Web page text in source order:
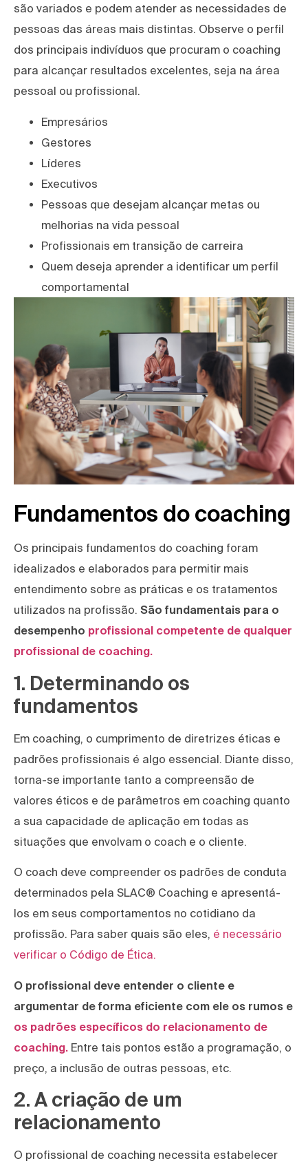
são variados e podem atender as necessidades de
pessoas das áreas mais distintas. Observe o perfil
dos principais indivíduos que procuram o coaching
para alcançar resultados excelentes, seja na área
pessoal ou profissional.
Empresários
Gestores
Líderes
Executivos
Pessoas que desejam alcançar metas ou
melhorias na vida pessoal
Profissionais em transição de carreira
Quem deseja aprender a identificar um perfil
comportamental
Fundamentos do coaching
Os principais fundamentos do coaching foram
idealizados e elaborados para permitir mais
entendimento sobre as práticas e os tratamentos
utilizados na profissão. São fundamentais para o
desempenho profissional competente de qualquer
profissional de coaching.
1. Determinando os
fundamentos
Em coaching, o cumprimento de diretrizes éticas e
padrões profissionais é algo essencial. Diante disso,
torna-se importante tanto a compreensão de
valores éticos e de parâmetros em coaching quanto
a sua capacidade de aplicação em todas as
situações que envolvam o coach e o cliente.
O coach deve compreender os padrões de conduta
determinados pela SLAC® Coaching e apresentá-
los em seus comportamentos no cotidiano da
profissão. Para saber quais são eles, é necessário
verificar o Código de Ética.
O profissional deve entender o cliente e
argumentar de forma eficiente com ele os rumos e
os padrões específicos do relacionamento de
coaching. Entre tais pontos estão a programação, o
preço, a inclusão de outras pessoas, etc.
2. A criação de um
relacionamento
O profissional de coaching necessita estabelecer